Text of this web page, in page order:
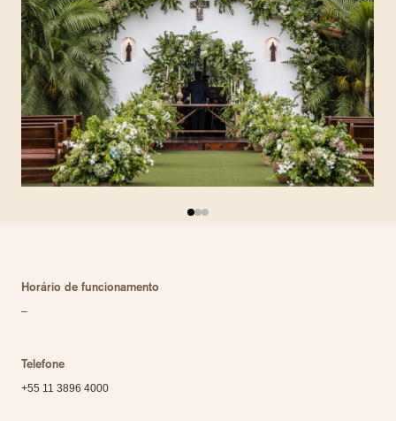
Horário de funcionamento
–
Telefone
+55 11 3896 4000